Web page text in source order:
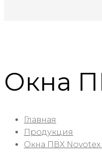
Окна
Главная
Продукция
Окна ПВХ Novotex